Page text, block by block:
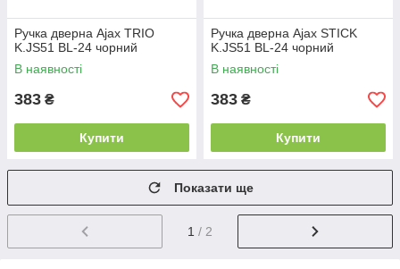
Ручка дверна Ajax TRIO
K.JS51 BL-24 чорний
В наявності
383 ₴
Купити
Ручка дверна Ajax STICK
K.JS51 BL-24 чорний
В наявності
383 ₴
Купити
Показати ще
1 / 2